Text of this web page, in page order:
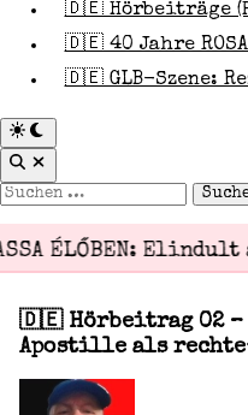
🇩🇪 Hörbeiträge
🇩🇪 40 Jahre
🇩🇪 GLB-Szene:
Zu
dunklem
Modus
wechseln
Suche
öffnen
Suchen
nach:
ÉLŐBEN: Elindult
Veröffentlicht
in
🇩🇪 Hörbeitrag 02 –
Apostille als